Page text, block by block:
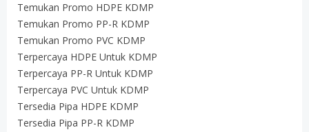
Temukan Promo HDPE KDMP
Temukan Promo PP-R KDMP
Temukan Promo PVC KDMP
Terpercaya HDPE Untuk KDMP
Terpercaya PP-R Untuk KDMP
Terpercaya PVC Untuk KDMP
Tersedia Pipa HDPE KDMP
Tersedia Pipa PP-R KDMP